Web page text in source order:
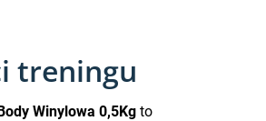
treningu
Winylowa 0,5Kg to